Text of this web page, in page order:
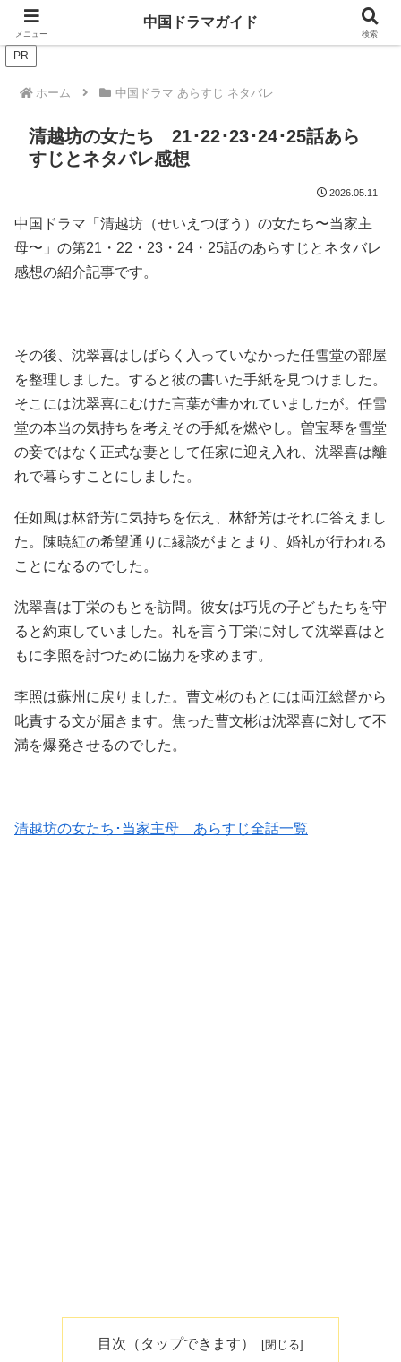
ドラマは歴史を知るともっと面白い！
PR
ホーム 中国ドラマ あらすじ ネタバレ
清越坊の女たち 21･22･23･24･25話あら
すじとネタバレ感想
2026.05.11
中国ドラマ「清越坊（せいえつぼう）の女たち〜当家主
母〜」の第21・22・23・24・25話のあらすじとネタバレ
感想の紹介記事です。
その後、沈翠喜はしばらく入っていなかった任雪堂の部屋
を整理しました。すると彼の書いた手紙を見つけました。
そこには沈翠喜にむけた言葉が書かれていましたが。任雪
堂の本当の気持ちを考えその手紙を燃やし。曽宝琴を雪堂
の妾ではなく正式な妻として任家に迎え入れ、沈翠喜は離
れで暮らすことにしました。
任如風は林舒芳に気持ちを伝え、林舒芳はそれに答えまし
た。陳暁紅の希望通りに縁談がまとまり、婚礼が行われる
ことになるのでした。
沈翠喜は丁栄のもとを訪問。彼女は巧児の子どもたちを守
ると約束していました。礼を言う丁栄に対して沈翠喜はと
もに李照を討つために協力を求めます。
李照は蘇州に戻りました。曹文彬のもとには両江総督から
叱責する文が届きます。焦った曹文彬は沈翠喜に対して不
満を爆発させるのでした。
清越坊の女たち･当家主母 あらすじ全話一覧
目次（タップできます）
メニュー
中国ドラマガイド
検索